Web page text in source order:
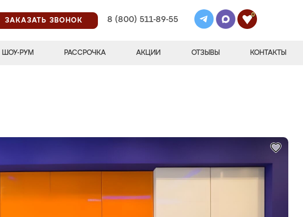
ЗАКАЗАТЬ ЗВОНОК
8 (800) 511-89-55
0
ШОУ-РУМ РАССРОЧКА АКЦИИ ОТЗЫВЫ КОНТАКТЫ